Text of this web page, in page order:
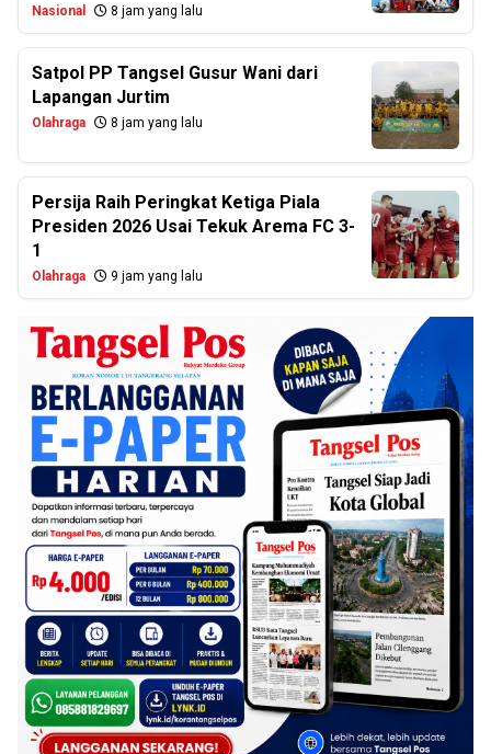
Nasional 8 jam yang lalu
Satpol PP Tangsel Gusur Wani dari
Lapangan Jurtim
Olahraga 8 jam yang lalu
Persija Raih Peringkat Ketiga Piala
Presiden 2026 Usai Tekuk Arema FC 3-
1
Olahraga 9 jam yang lalu